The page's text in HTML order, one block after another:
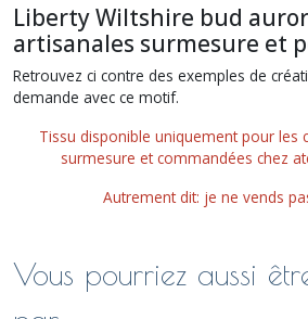
Liberty Wiltshire bud
artisanales surmesure et
Retrouvez ci contre des exemples de
demande avec ce motif.
Tissu disponible uniquement pour les
surmesure et commandées chez
Autrement dit: je ne vends
Vous pourriez aussi